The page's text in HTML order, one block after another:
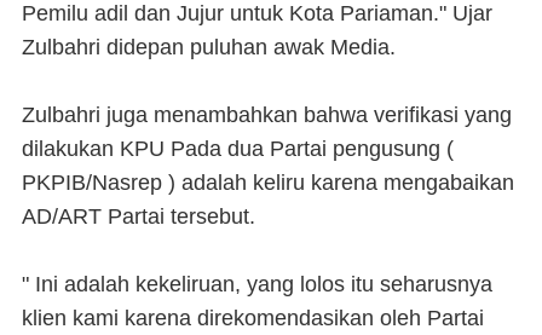
Pemilu adil dan Jujur untuk Kota Pariaman." Ujar
Zulbahri didepan puluhan awak Media.
Zulbahri juga menambahkan bahwa verifikasi yang
dilakukan KPU Pada dua Partai pengusung (
PKPIB/Nasrep ) adalah keliru karena mengabaikan
AD/ART Partai tersebut.
" Ini adalah kekeliruan, yang lolos itu seharusnya
klien kami karena direkomendasikan oleh Partai